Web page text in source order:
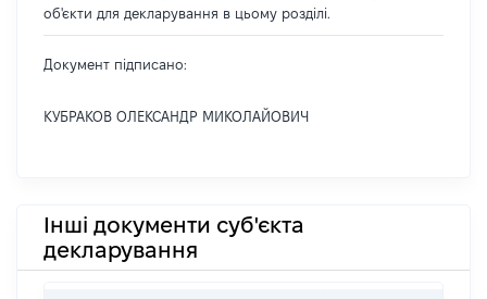
об'єкти для декларування в цьому розділі.
Документ підписано:
КУБРАКОВ ОЛЕКСАНДР МИКОЛАЙОВИЧ
Інші документи суб'єкта
декларування